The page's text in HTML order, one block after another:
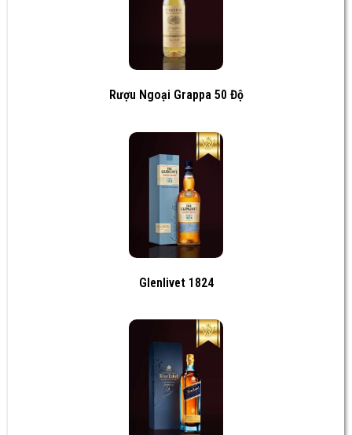
Rượu Ngoại Grappa 50 Độ
Glenlivet 1824